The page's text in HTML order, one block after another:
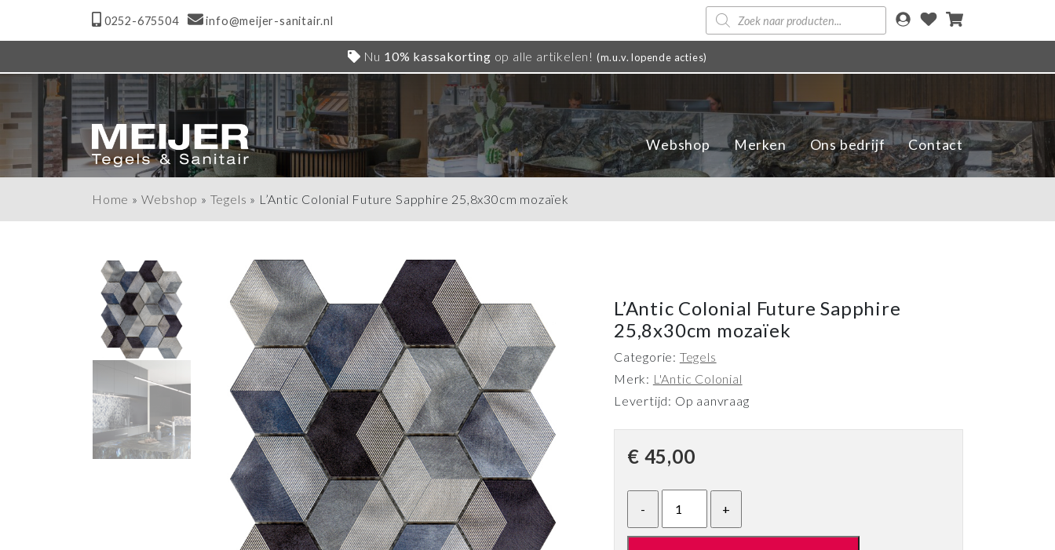
0252-675504 info@meijer-sanitair.nl
Producten
zoeken
Nu 10% kassakorting op alle artikelen! (m.u.v. lopende acties)
Webshop Merken Ons bedrijf Contact
Home » Webshop » Tegels » L’Antic Colonial Future Sapphire 25,8x30cm mozaïek
L’Antic Colonial Future Sapphire
25,8x30cm mozaïek
Categorie: Tegels
Merk: L'Antic Colonial
Levertijd: Op aanvraag
€ 45,00